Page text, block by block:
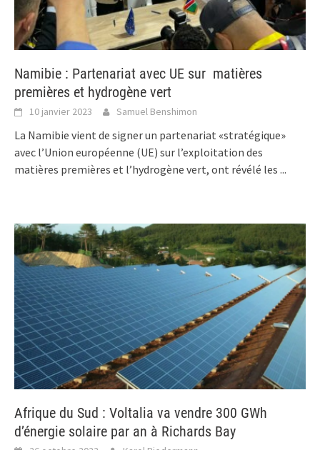
Namibie : Partenariat avec UE sur matières
premières et hydrogène vert
10 janvier 2023 Samuel Benshimon
La Namibie vient de signer un partenariat «stratégique»
avec l’Union européenne (UE) sur l’exploitation des
matières premières et l’hydrogène vert, ont révélé les ...
Afrique du Sud : Voltalia va vendre 300 GWh
d’énergie solaire par an à Richards Bay